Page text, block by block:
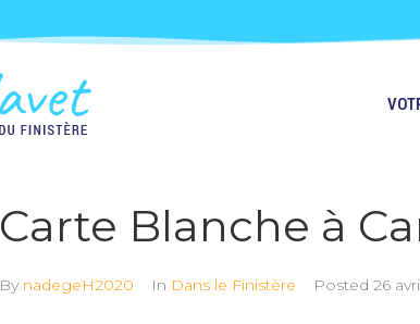
Carte Blanche à
By nadegeH2020 In Dans le Finistère Posted 26